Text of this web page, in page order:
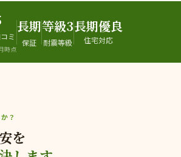
ミ
時点
長期
保証
等級3
耐震等級
長期優良
住宅対応
？
を